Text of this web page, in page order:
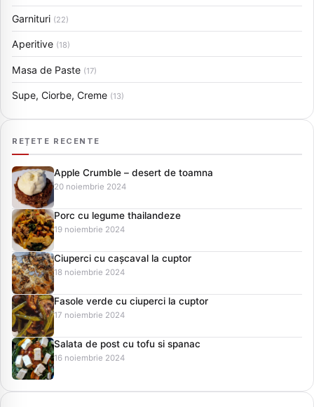
Garnituri (22)
Aperitive (18)
Masa de Paste (17)
Supe, Ciorbe, Creme (13)
REȚETE RECENTE
Apple Crumble – desert de toamna
20 noiembrie 2024
Porc cu legume thailandeze
19 noiembrie 2024
Ciuperci cu cașcaval la cuptor
18 noiembrie 2024
Fasole verde cu ciuperci la cuptor
17 noiembrie 2024
Salata de post cu tofu si spanac
16 noiembrie 2024